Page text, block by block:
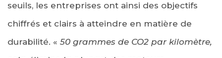
seuils, les entreprises ont ainsi des objectifs
chiffrés et clairs à atteindre en matière de
durabilité. « 50 grammes de CO2 par kilomètre,